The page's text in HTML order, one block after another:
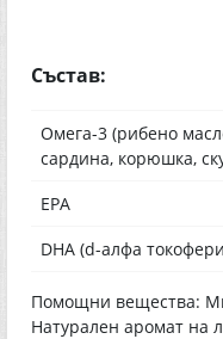
Състав:
Омега-3 (рибено
сардина, корюшка,
EPA
DHA (d-алфа
Помощни вещества:
Натурален аромат на